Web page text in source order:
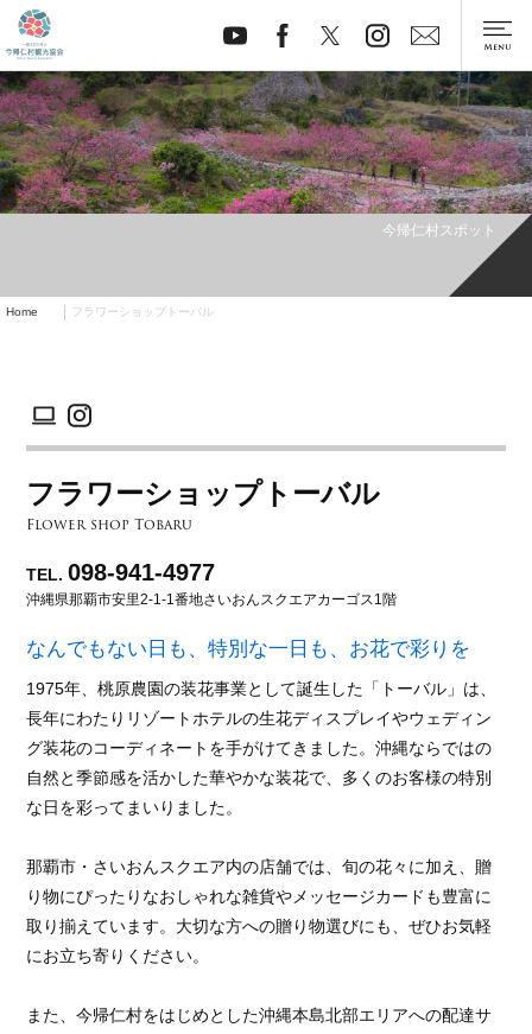
今帰仁村スポット
Home フラワーショップトーバル
フラワーショップトーバル
Flower shop Tobaru
TEL.098-941-4977
沖縄県那覇市安里2-1-1番地さいおんスクエアカーゴス1階
なんでもない日も、特別な一日も、お花で彩りを
1975年、桃原農園の装花事業として誕生した「トーバル」は、
長年にわたりリゾートホテルの生花ディスプレイやウェディン
グ装花のコーディネートを手がけてきました。沖縄ならではの
自然と季節感を活かした華やかな装花で、多くのお客様の特別
な日を彩ってまいりました。
那覇市・さいおんスクエア内の店舗では、旬の花々に加え、贈
り物にぴったりなおしゃれな雑貨やメッセージカードも豊富に
取り揃えています。大切な方への贈り物選びにも、ぜひお気軽
にお立ち寄りください。
また、今帰仁村をはじめとした沖縄本島北部エリアへの配達サ